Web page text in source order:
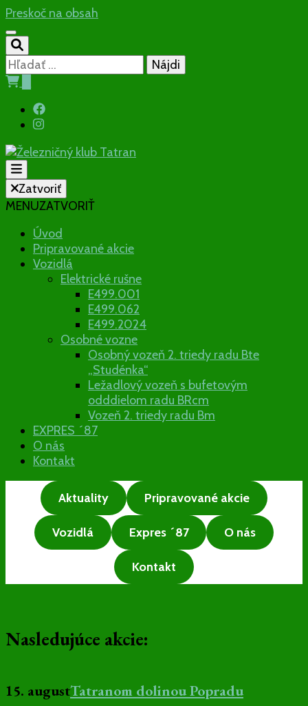
Preskoč na obsah
Hľadať:
Železničný
klub Tatran
Občianske združenie
Zatvoriť
MENUZATVORIŤ
Úvod
Pripravované akcie
Vozidlá
Elektrické rušne
E499.001
E499.062
E499.2024
Osobné vozne
Osobný vozeň 2. triedy radu Bte
„Studénka“
Ležadlový vozeň s bufetovým
odddielom radu BRcm
Vozeň 2. triedy radu Bm
EXPRES ´87
O nás
Kontakt
Aktuality Pripravované akcie
Vozidlá Expres ´87 O nás
Kontakt
Nasledujúce akcie:
15. augustTatranom dolinou Popradu